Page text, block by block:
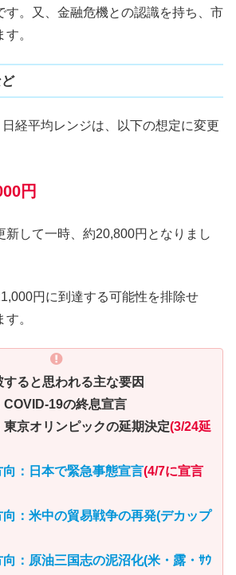
す。又、金融危機との認識を持ち、市
。
経平均レンジは、以下の想定に変更
円
新して一時、約20,800円となりまし
円に到達する可能性を排除せ
。
ると思われる主な要因
COVID-19の終息宣言
東京オリンピックの延期決定(3/24延
向：日本で緊急事態宣言(4/7に宣言
向：米中の貿易戦争の再発(デカップ
向：原油三国志の泥沼化(米・露・ｻｳ